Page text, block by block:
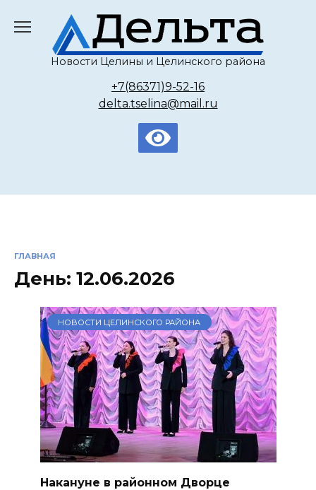
содержанию
Новости Целины и Целинского района
+7(86371)9-52-16
delta.tselina@mail.ru
ГЛАВНАЯ
День: 12.06.2026
НОВОСТИ ЦЕЛИНСКОГО РАЙОНА
Накануне в районном Дворце